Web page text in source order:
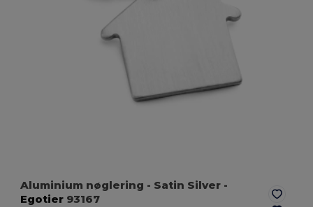
Aluminium nøglering - Satin Silver -
Egotier 93167